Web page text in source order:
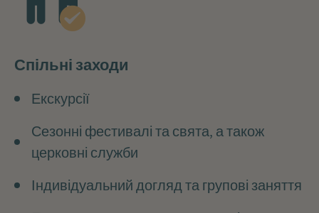
Спільні заходи
Екскурсії
Сезонні фестивалі та свята, а також
церковні служби
Індивідуальний догляд та групові заняття